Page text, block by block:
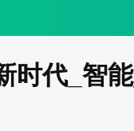
时代_智